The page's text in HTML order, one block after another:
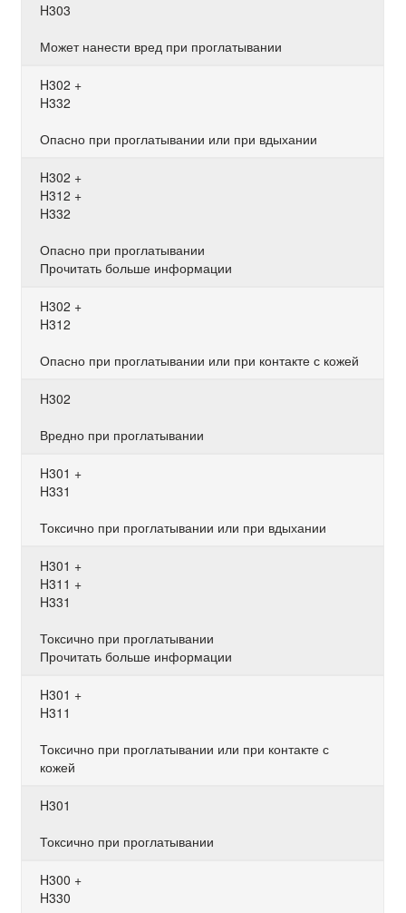
H303
Может нанести вред при проглатывании
H302 +
H332
Опасно при проглатывании или при вдыхании
H302 +
H312 +
H332
Опасно при проглатывании
Прочитать больше информации
H302 +
H312
Опасно при проглатывании или при контакте с кожей
H302
Вредно при проглатывании
H301 +
H331
Токсично при проглатывании или при вдыхании
H301 +
H311 +
H331
Токсично при проглатывании
Прочитать больше информации
H301 +
H311
Токсично при проглатывании или при контакте с
кожей
H301
Токсично при проглатывании
H300 +
H330